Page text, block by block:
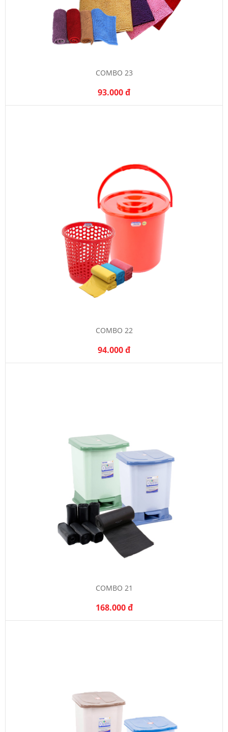
COMBO 23
93.000 đ
COMBO 22
94.000 đ
COMBO 21
168.000 đ